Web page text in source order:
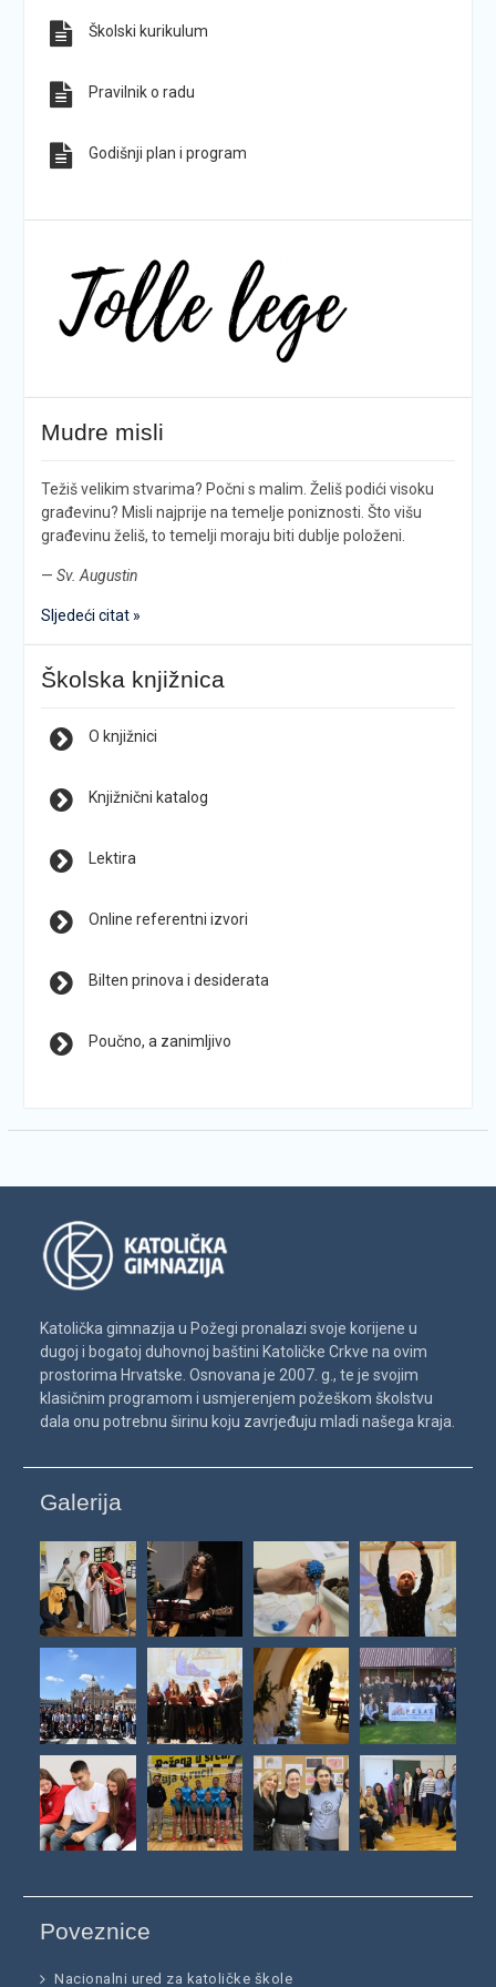
Školski kurikulum
Pravilnik o radu
Godišnji plan i program
Mudre misli
Težiš velikim stvarima? Počni s malim. Želiš podići visoku
građevinu? Misli najprije na temelje poniznosti. Što višu
građevinu želiš, to temelji moraju biti dublje položeni.
— Sv. Augustin
Sljedeći citat »
Školska knjižnica
O knjižnici
Knjižnični katalog
Lektira
Online referentni izvori
Bilten prinova i desiderata
Poučno, a zanimljivo
Katolička gimnazija u Požegi pronalazi svoje korijene u
dugoj i bogatoj duhovnoj baštini Katoličke Crkve na ovim
prostorima Hrvatske. Osnovana je 2007. g., te je svojim
klasičnim programom i usmjerenjem požeškom školstvu
dala onu potrebnu širinu koju zavrjeđuju mladi našega kraja.
Galerija
Poveznice
Nacionalni ured za katoličke škole